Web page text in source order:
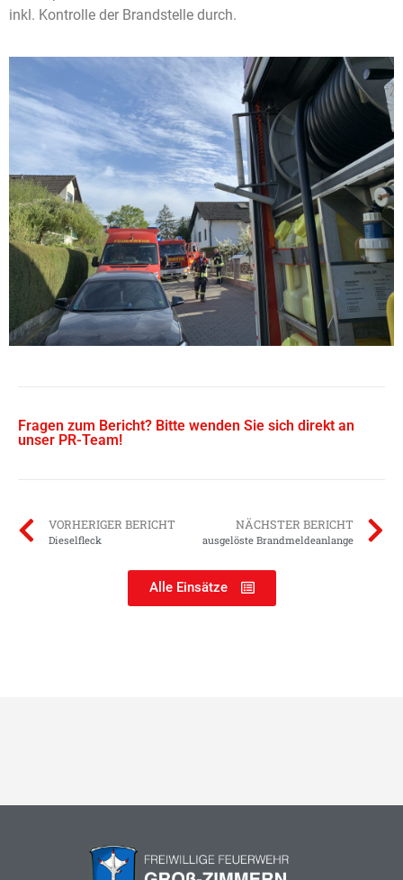
inkl. Kontrolle der Brandstelle durch.
Fragen zum Bericht? Bitte wenden Sie sich direkt an
unser PR-Team!
VORHERIGER BERICHT
Dieselfleck
NÄCHSTER BERICHT
ausgelöste Brandmeldeanlange
Alle Einsätze